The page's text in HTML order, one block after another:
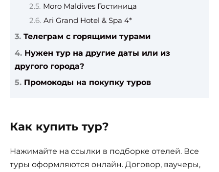
Moro Maldives Гостиница
Ari Grand Hotel & Spa 4*
Телеграм с горящими турами
Нужен тур на другие даты или из
другого города?
Промокоды на покупку туров
Как купить тур?
Нажимайте на ссылки в подборке отелей. Все
туры оформляются онлайн. Договор, ваучеры,